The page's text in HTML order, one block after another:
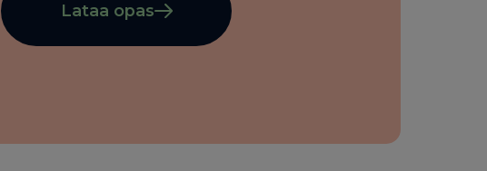
Lataa opas